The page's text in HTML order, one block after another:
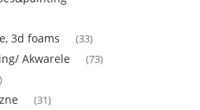
3d foams (33)
Akwarele (73)
(31)